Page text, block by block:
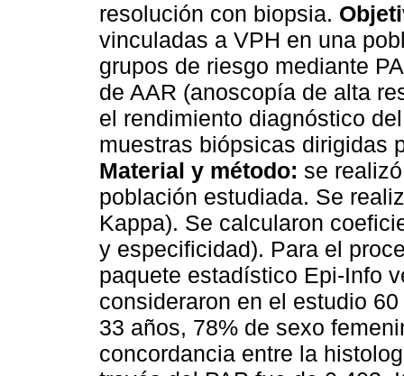
resolución con biopsia.
vinculadas a VPH en una
grupos de riesgo mediante
de AAR (anoscopía de alta
el rendimiento diagnóstico
muestras biópsicas dirigidas
Material y método: se
población estudiada. Se
Kappa). Se calcularon
y especificidad). Para el
paquete estadístico Epi-Info
consideraron en el estudio
33 años, 78% de sexo
concordancia entre la